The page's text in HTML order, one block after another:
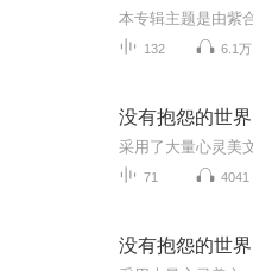
132 6.1万
没有抱怨的世界
71 4041
没有抱怨的世界